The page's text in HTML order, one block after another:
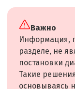
Важно
Информация,
разделе, не
постановки
Такие
основываясь